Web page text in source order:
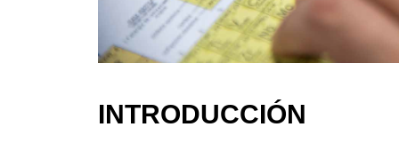
INTRODUCCIÓN